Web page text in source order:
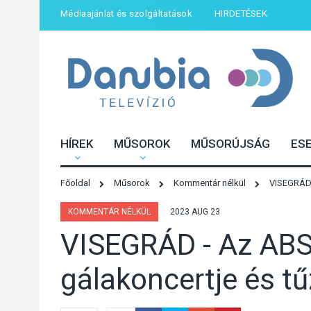
Médiaajánlat és szolgáltatások HIRDETÉSEK
HÍREK MŰSOROK MŰSORÚJSÁG
Főoldal Műsorok Kommentár nélkül
KOMMENTÁR NÉLKÜL 2023 AUG 23
VISEGRÁD - Az
gálakoncertje és